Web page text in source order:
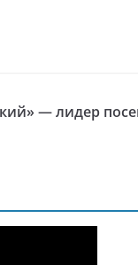
— лидер